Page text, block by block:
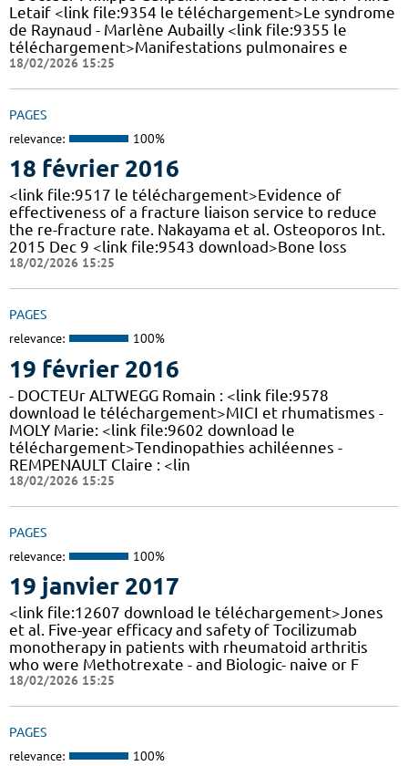
Letaif <link file:9354 le téléchargement>Le syndrome
de Raynaud - Marlène Aubailly <link file:9355 le
téléchargement>Manifestations pulmonaires e
18/02/2026 15:25
PAGES
relevance: 100%
18 février 2016
<link file:9517 le téléchargement>Evidence of
effectiveness of a fracture liaison service to reduce
the re-fracture rate. Nakayama et al. Osteoporos Int.
2015 Dec 9 <link file:9543 download>Bone loss
18/02/2026 15:25
PAGES
relevance: 100%
19 février 2016
- DOCTEUr ALTWEGG Romain : <link file:9578
download le téléchargement>MICI et rhumatismes -
MOLY Marie: <link file:9602 download le
téléchargement>Tendinopathies achiléennes -
REMPENAULT Claire : <lin
18/02/2026 15:25
PAGES
relevance: 100%
19 janvier 2017
<link file:12607 download le téléchargement>Jones
et al. Five-year efficacy and safety of Tocilizumab
monotherapy in patients with rheumatoid arthritis
who were Methotrexate - and Biologic- naive or F
18/02/2026 15:25
PAGES
relevance: 100%